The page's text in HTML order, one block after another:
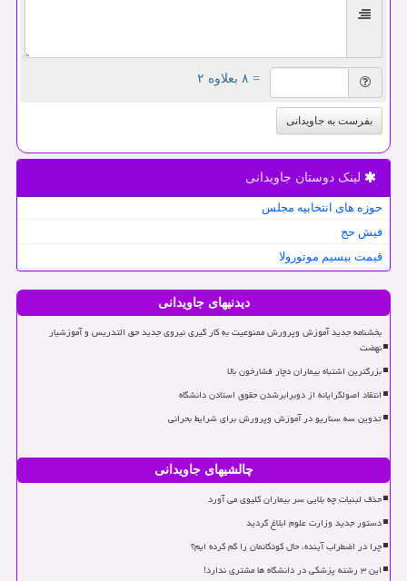
= ۸ بعلاوه ۲
بفرست به جاویدانی
لینک دوستان جاویدانی
حوزه های انتخابیه مجلس
فیش حج
قیمت بیسیم موتورولا
دیدنیهای جاویدانی
بخشنامه جدید آموزش وپرورش ممنوعیت به کار گیری نیروی جدید حق التدریس و آموزشیار
نهضت
بزرگترین اشتباه بیماران دچار فشارخون بالا
انتقاد اصولگرایانه از دوبرابرشدن حقوق استادن دانشگاه
تدوین سه سناریو در آموزش وپرورش برای شرایط بحرانی
چالشیهای جاویدانی
حذف لبنیات چه بلایی سر بیماران کلیوی می آورد
دستور جدید وزارت علوم ابلاغ گردید
چرا در اضطراب آینده، حال کودکانمان را گم کرده ایم؟
این ۳ رشته پزشکی در دانشگاه ها مشتری ندارد!